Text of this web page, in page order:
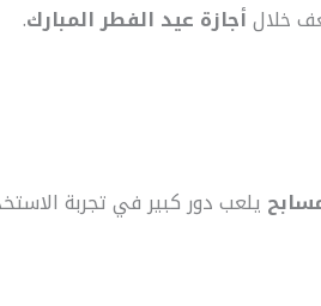
خلالأجازة عيد الفطر المبارك.
يلعب دور كبير في تجربة